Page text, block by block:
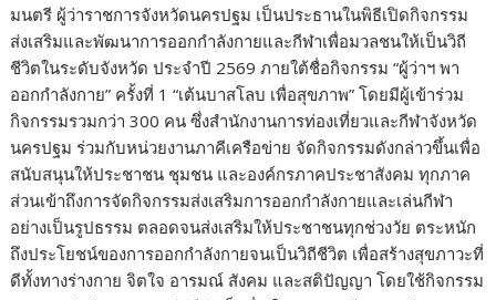
มนตรี ผู้ว่าราชการจังหวัดนครปฐม เป็นประธานในพิธีเปิดกิจกรรม
ส่งเสริมและพัฒนาการออกกำลังกายและกีฬาเพื่อมวลชนให้เป็นวิถี
ชีวิตในระดับจังหวัด ประจำปี 2569 ภายใต้ชื่อกิจกรรม “ผู้ว่าฯ พา
ออกกำลังกาย” ครั้งที่ 1 “เต้นบาสโลบ เพื่อสุขภาพ” โดยมีผู้เข้าร่วม
กิจกรรมรวมกว่า 300 คน ซึ่งสำนักงานการท่องเที่ยวและกีฬาจังหวัด
นครปฐม ร่วมกับหน่วยงานภาคีเครือข่าย จัดกิจกรรมดังกล่าวขึ้นเพื่อ
สนับสนุนให้ประชาชน ชุมชน และองค์กรภาคประชาสังคม ทุกภาค
ส่วนเข้าถึงการจัดกิจกรรมส่งเสริมการออกกำลังกายและเล่นกีฬา
อย่างเป็นรูปธรรม ตลอดจนส่งเสริมให้ประชาชนทุกช่วงวัย ตระหนัก
ถึงประโยชน์ของการออกกำลังกายจนเป็นวิถีชีวิต เพื่อสร้างสุขภาวะที่
ดีทั้งทางร่างกาย จิตใจ อารมณ์ สังคม และสติปัญญา โดยใช้กิจกรรม